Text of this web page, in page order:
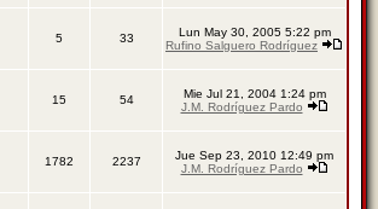
5 33
Lun May 30, 2005 5:22 pm
Rufino Salguero Rodríguez
15 54
Mie Jul 21, 2004 1:24 pm
J.M. Rodríguez Pardo
1782 2237
Jue Sep 23, 2010 12:49 pm
J.M. Rodríguez Pardo